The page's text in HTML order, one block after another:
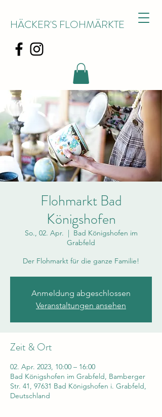
HÄCKER'S FLOHMÄRKTE
Flohmarkt Bad
Königshofen
So., 02. Apr.
  |
Bad Königshofen im
Grabfeld
Der Flohmarkt für die ganze Familie!
Anmeldung abgeschlossen
Veranstaltungen ansehen
Zeit & Ort
02. Apr. 2023, 10:00 – 16:00
Bad Königshofen im Grabfeld, Bamberger
Str. 41, 97631 Bad Königshofen i. Grabfeld,
Deutschland